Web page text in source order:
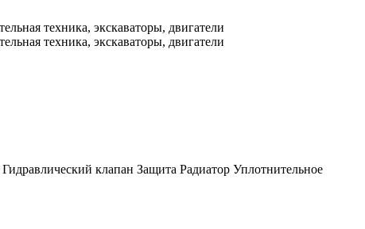
Гидравлический клапан Защита Радиатор Уплотнительное